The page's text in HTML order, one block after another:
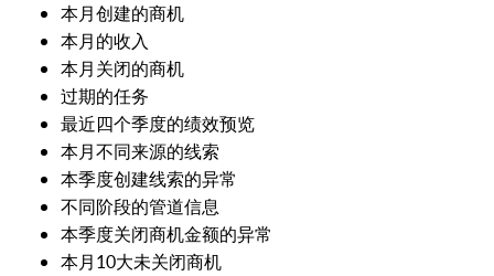
本月创建的商机
本月的收入
本月关闭的商机
过期的任务
最近四个季度的绩效预览
本月不同来源的线索
本季度创建线索的异常
不同阶段的管道信息
本季度关闭商机金额的异常
本月10大未关闭商机